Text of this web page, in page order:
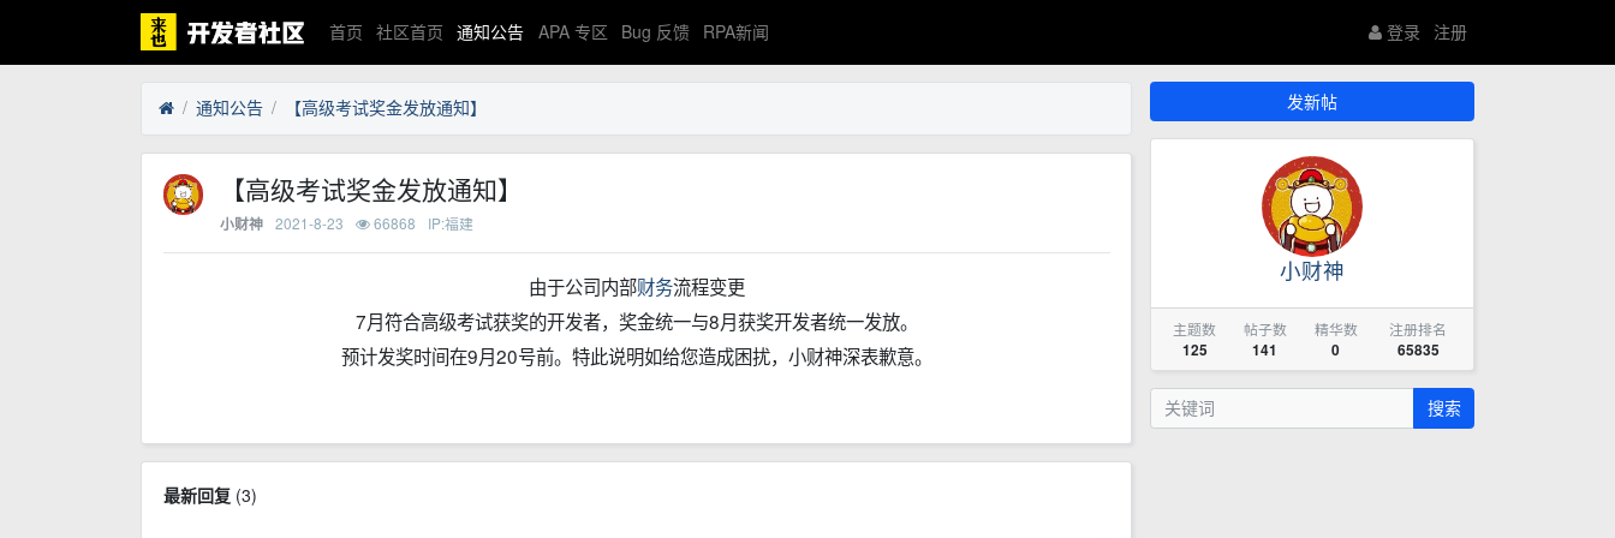
首页 社区首页 通知公告 APA 专区 Bug 反馈 RPA新闻 登录 注册
通知公告 【高级考试奖金发放通知】
【高级考试奖金发放通知】
小财神 2021-8-23 66868 IP:福建
由于公司内部财务流程变更
7月符合高级考试获奖的开发者，奖金统一与8月获奖开发者统一发放。
预计发奖时间在9月20号前。特此说明如给您造成困扰，小财神深表歉意。
最新回复(3)
发新帖
小财神
主题数
125
帖子数
141
精华数
0
注册排名
65835
搜索